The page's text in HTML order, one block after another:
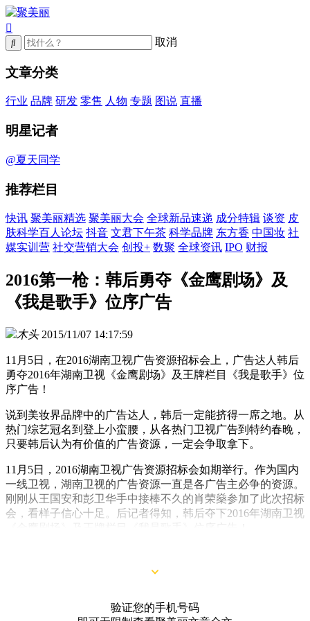
取消
文章分类
行业 品牌 研发 零售 人物 专题 图说 直播
明星记者
@夏天同学
推荐栏目
快讯 聚美丽精选 聚美丽大会 全球新品速递 成分特辑 谈资 皮
肤科学百人论坛 抖音 文君下午茶 科学品牌 东方香 中国妆 社
媒实训营 社交营销大会 创投+ 数聚 全球资讯 IPO 财报
2016第一枪：韩后勇夺《金鹰剧场》及
《我是歌手》位序广告
木头 2015/11/07 14:17:59
11月5日，在2016湖南卫视广告资源招标会上，广告达人韩后
勇夺2016年湖南卫视《金鹰剧场》及王牌栏目《我是歌手》位
序广告！
说到美妆界品牌中的广告达人，韩后一定能挤得一席之地。从
热门综艺冠名到登上小蛮腰，从各热门卫视广告到特约春晚，
只要韩后认为有价值的广告资源，一定会争取拿下。
11月5日，2016湖南卫视广告资源招标会如期举行。作为国内
一线卫视，湖南卫视的广告资源一直是各广告主必争的资源。
刚刚从王国安和彭卫华手中接棒不久的肖荣燊参加了此次招标
会，看样子信心十足。后记者得知，韩后夺下2016年湖南卫视
验证您的手机号码